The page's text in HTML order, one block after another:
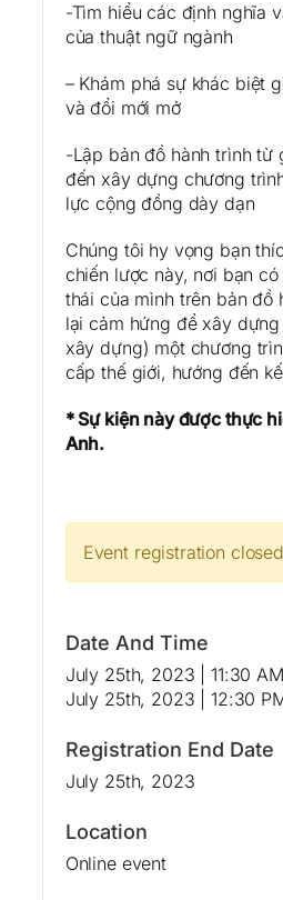
-Tìm hiểu các định nghĩa
của thuật ngữ ngành
– Khám phá sự khác biệt
và đổi mới mở
-Lập bản đồ hành trình từ
đến xây dựng chương
lực cộng đồng dày dạn
Chúng tôi hy vọng bạn
chiến lược này, nơi bạn
thái của mình trên bản đồ
lại cảm hứng để xây
xây dựng) một chương
cấp thế giới, hướng đến
* Sự kiện này được thực
Anh.
Event registration
Date And Time
July 25th, 2023 | 11:30 AM
July 25th, 2023 | 12:30
Registration End Date
July 25th, 2023
Location
Online event